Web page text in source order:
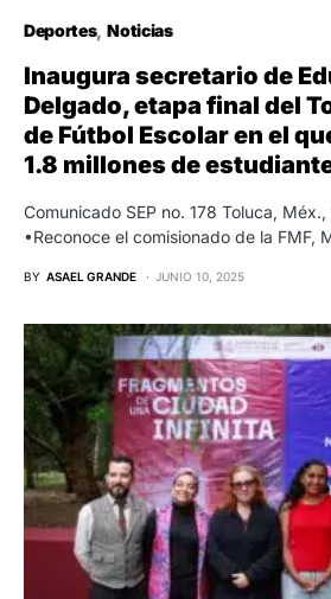
Deportes Noticias
Inaugura secretario de
Delgado, etapa final del
de Fútbol Escolar en el
1.8 millones de
Comunicado SEP no. 178 Toluca,
•Reconoce el comisionado de la FMF,
BY ASAEL GRANDE JUNIO 10, 2025